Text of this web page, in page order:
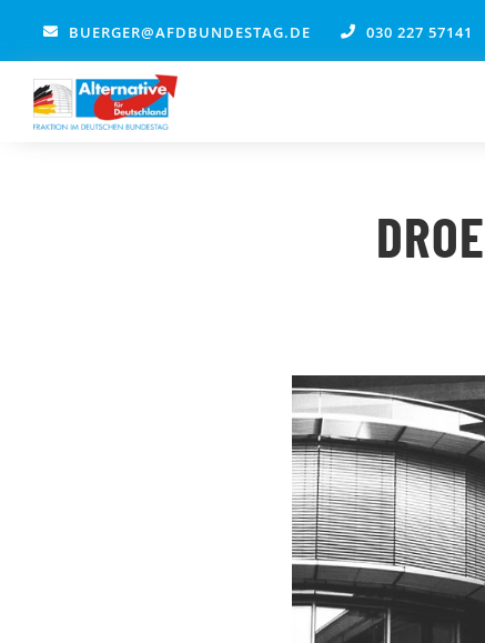
springen
BUERGER@AFDBUNDESTAG.DE 030 227 57141